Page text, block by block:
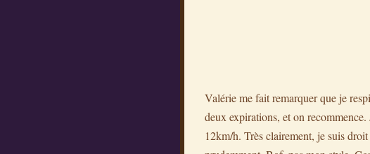
Valérie me fait remarquer que je
deux expirations, et on
12km/h. Très clairement, je suis